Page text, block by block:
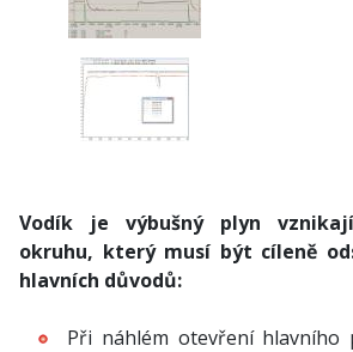
Vodík je výbušný plyn
okruhu, který musí být cíleně
hlavních důvodů:
Při náhlém otevření hlavního